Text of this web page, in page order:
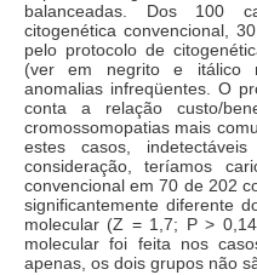
balanceadas. Dos 100
citogenética convencional,
pelo protocolo de
(ver em negrito e itálico
anomalias infreqüentes. O
conta a relação custo/
cromossomopatias mais
estes casos,
consideração, teríamos
convencional em 70 de 202
significantemente diferente
molecular (Z = 1,7; P >
molecular foi feita nos
apenas, os dois grupos não